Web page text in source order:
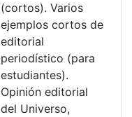
(cortos). Varios
ejemplos cortos de
editorial
periodístico (para
estudiantes).
Opinión editorial
del Universo,